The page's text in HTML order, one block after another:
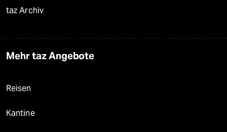
taz Archiv
Mehr taz Angebote
Reisen
Kantine